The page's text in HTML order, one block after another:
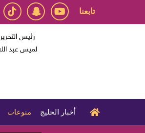
تابعنا
رئيس التحرير
لميس عبد
أخبار الخليج منوعات